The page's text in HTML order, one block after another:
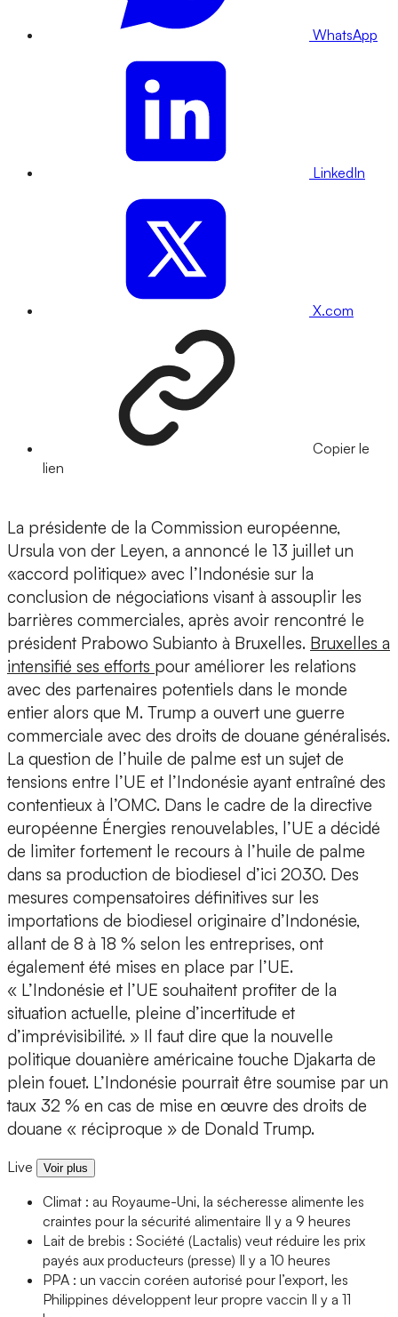
WhatsApp
LinkedIn
X.com
Copier le
lien
La présidente de la Commission européenne,
Ursula von der Leyen, a annoncé le 13 juillet un
«accord politique» avec l’Indonésie sur la
conclusion de négociations visant à assouplir les
barrières commerciales, après avoir rencontré le
président Prabowo Subianto à Bruxelles. Bruxelles a
intensifié ses efforts pour améliorer les relations
avec des partenaires potentiels dans le monde
entier alors que M. Trump a ouvert une guerre
commerciale avec des droits de douane généralisés.
La question de l’huile de palme est un sujet de
tensions entre l’UE et l’Indonésie ayant entraîné des
contentieux à l’OMC. Dans le cadre de la directive
européenne Énergies renouvelables, l’UE a décidé
de limiter fortement le recours à l’huile de palme
dans sa production de biodiesel d’ici 2030. Des
mesures compensatoires définitives sur les
importations de biodiesel originaire d’Indonésie,
allant de 8 à 18 % selon les entreprises, ont
également été mises en place par l’UE.
« L’Indonésie et l’UE souhaitent profiter de la
situation actuelle, pleine d’incertitude et
d’imprévisibilité. » Il faut dire que la nouvelle
politique douanière américaine touche Djakarta de
plein fouet. L’Indonésie pourrait être soumise par un
taux 32 % en cas de mise en œuvre des droits de
douane « réciproque » de Donald Trump.
Live Voir plus
Climat : au Royaume-Uni, la sécheresse alimente les
craintes pour la sécurité alimentaire Il y a 9 heures
Lait de brebis : Société (Lactalis) veut réduire les prix
payés aux producteurs (presse) Il y a 10 heures
PPA : un vaccin coréen autorisé pour l’export, les
Philippines développent leur propre vaccin Il y a 11